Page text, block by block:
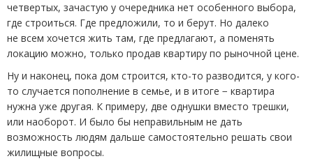
четвертых, зачастую у очередника нет особенного выбора,
где строиться. Где предложили, то и берут. Но далеко
не всем хочется жить там, где предлагают, а поменять
локацию можно, только продав квартиру по рыночной цене.
Ну и наконец, пока дом строится, кто-то разводится, у кого-
то случается пополнение в семье, и в итоге − квартира
нужна уже другая. К примеру, две однушки вместо трешки,
или наоборот. И было бы неправильным не дать
возможность людям дальше самостоятельно решать свои
жилищные вопросы.